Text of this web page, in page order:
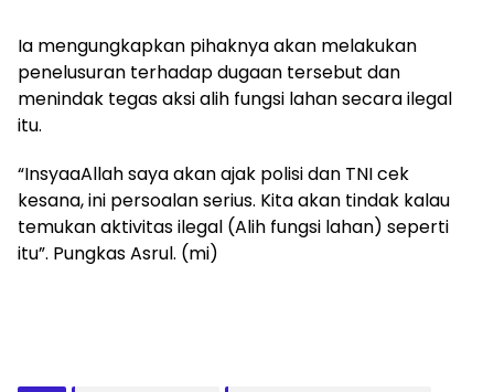
Ia mengungkapkan pihaknya akan melakukan
penelusuran terhadap dugaan tersebut dan
menindak tegas aksi alih fungsi lahan secara ilegal
itu.
“InsyaaAllah saya akan ajak polisi dan TNI cek
kesana, ini persoalan serius. Kita akan tindak kalau
temukan aktivitas ilegal (Alih fungsi lahan) seperti
itu”. Pungkas Asrul. (mi)